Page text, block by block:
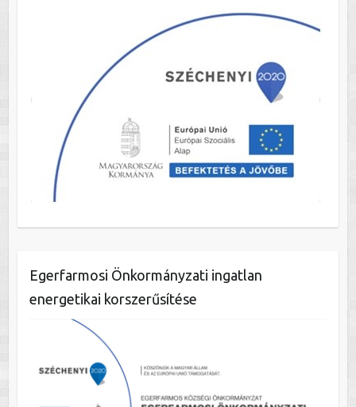
Egerfarmosi Önkormányzati ingatlan
energetikai korszerűsítése